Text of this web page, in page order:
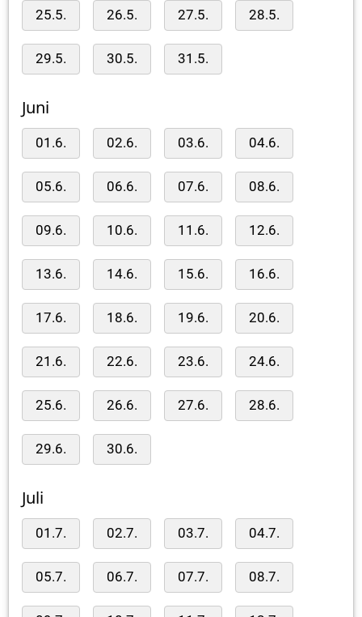
25.5. 26.5. 27.5. 28.5.
29.5. 30.5. 31.5.
Juni
01.6. 02.6. 03.6. 04.6.
05.6. 06.6. 07.6. 08.6.
09.6. 10.6. 11.6. 12.6.
13.6. 14.6. 15.6. 16.6.
17.6. 18.6. 19.6. 20.6.
21.6. 22.6. 23.6. 24.6.
25.6. 26.6. 27.6. 28.6.
29.6. 30.6.
Juli
01.7. 02.7. 03.7. 04.7.
05.7. 06.7. 07.7. 08.7.